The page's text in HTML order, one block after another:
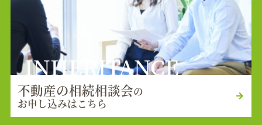
INHERITANCE
不動産の相続相談会の
お申し込みはこちら